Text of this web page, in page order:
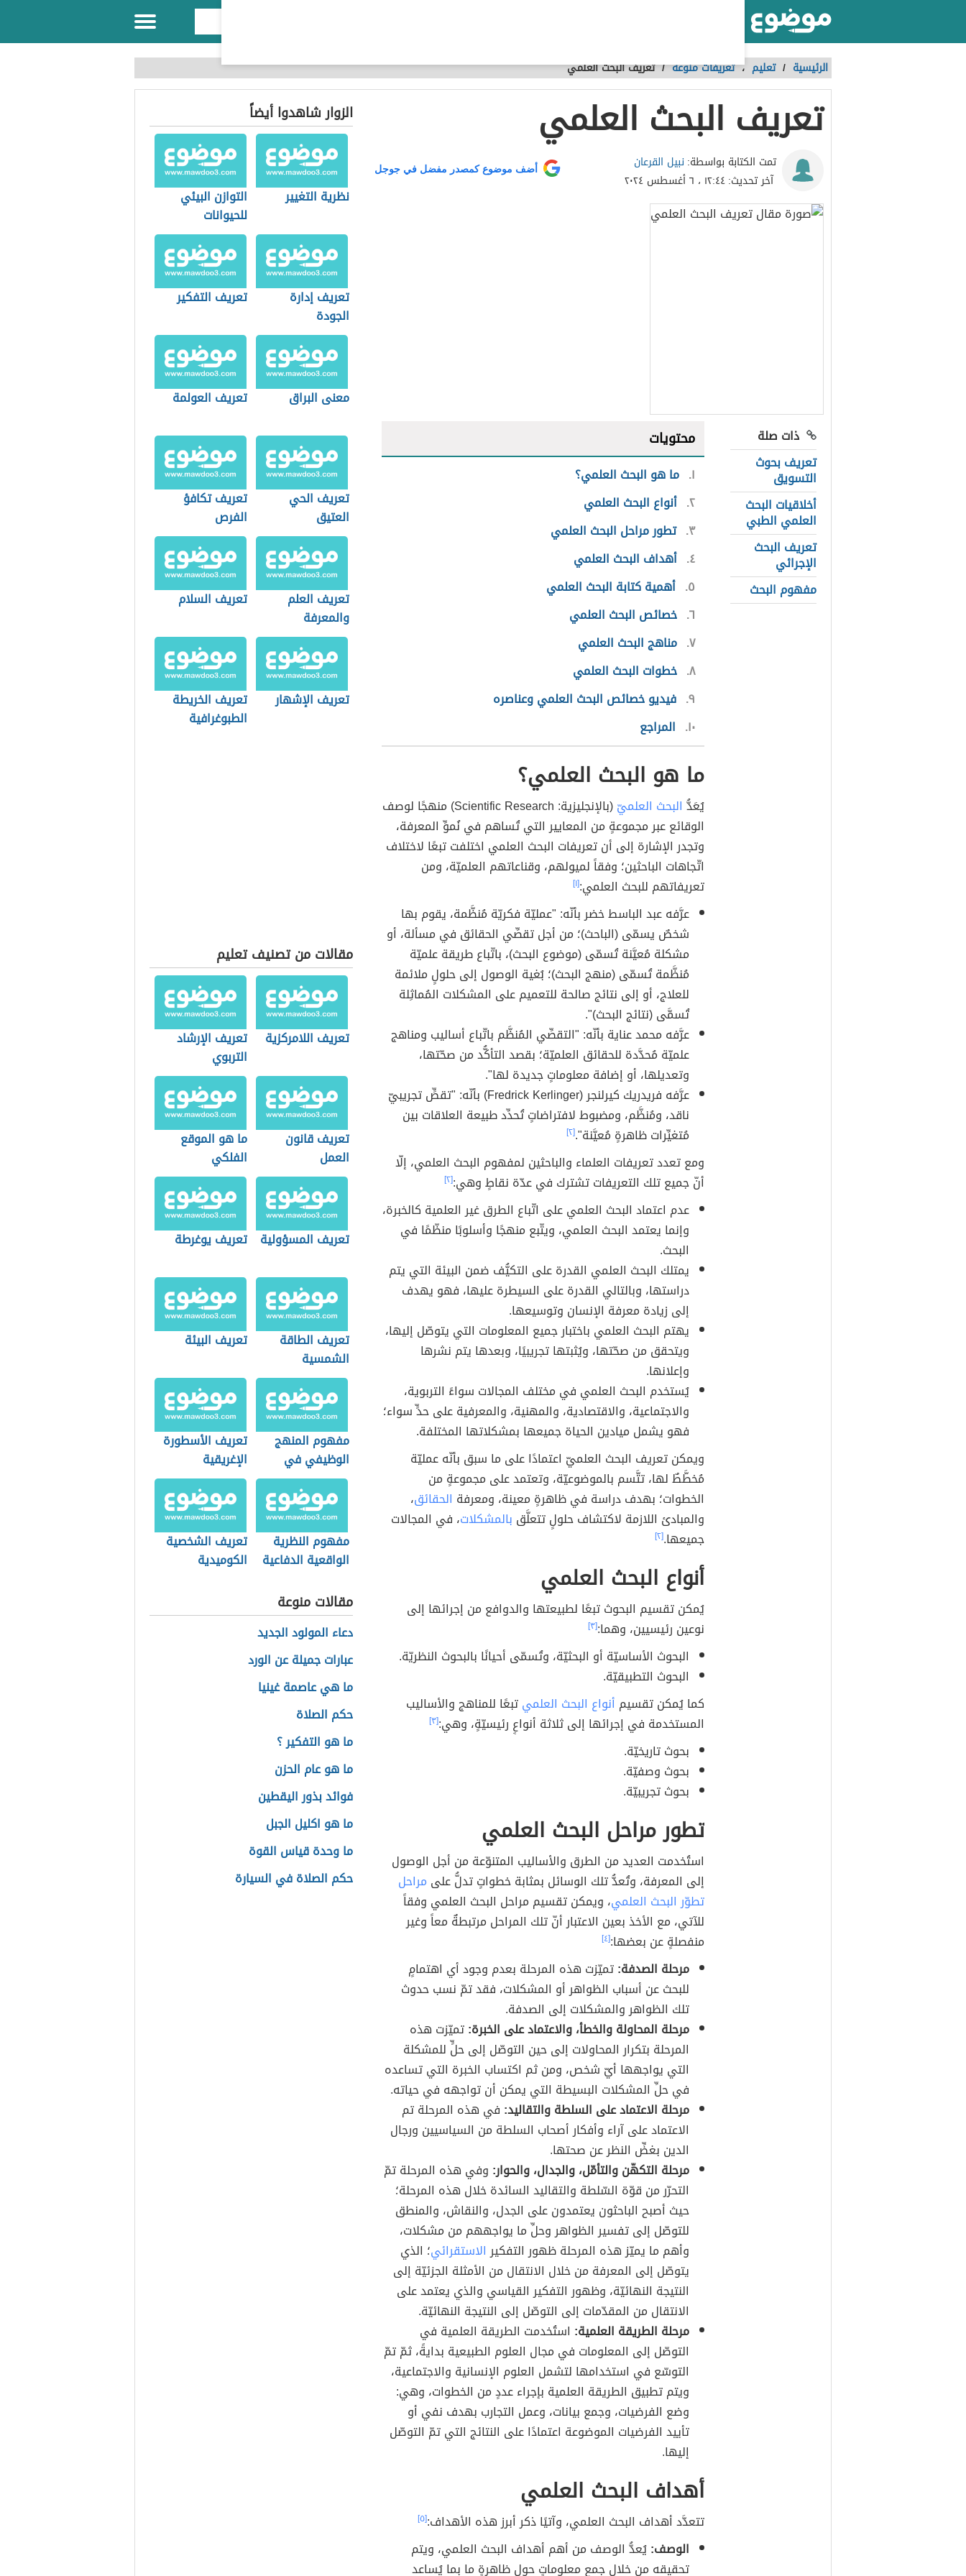
الرئيسية / تعليم ،تعريفات منوعة /تعريف البحث العلمي
تعريف البحث العلمي
تمت الكتابة بواسطة: نبيل القرعان
آخر تحديث:١٢:٤٤ ، ٦ أغسطس ٢٠٢٤
أضف موضوع كمصدر مفضل في جوجل
ذات صلة
تعريف بحوث
التسويق
أخلاقيات البحث
العلمي الطبي
تعريف البحث
الإجرائي
مفهوم البحث
محتويات
١ ما هو البحث العلمي؟
٢ أنواع البحث العلمي
٣ تطور مراحل البحث العلمي
٤ أهداف البحث العلمي
٥ أهمية كتابة البحث العلمي
٦ خصائص البحث العلمي
٧ مناهج البحث العلمي
٨ خطوات البحث العلمي
٩ فيديو خصائص البحث العلمي وعناصره
١٠ المراجع
ما هو البحث العلمي؟
يُعَدُّ البحث العلميّ
(بالإنجليزية: Scientific Research) منهجًا لوصف
الوقائع عبر مجموعةٍ من المعايير التي تُساهم في نُموِّ المعرفة،
وتجدر الإشارة إلى أن تعريفات البحث العلمي اختلفت تبعًا لاختلاف
اتّجاهات الباحثين؛ وفقاً لميولهم، وقناعاتهم العلميّة، ومن
تعريفاتهم للبحث العلمي:[١]
عرَّفه عبد الباسط خضر بأنّه: "عمليّة فكريّة مُنظَّمة، يقوم بها
شخصٌ يسمّى (الباحث)؛ من أجل تقصِّي الحقائق في مسألة، أو
مشكلة مُعيَّنة تُسمّى (موضوع البحث)، باتّباع طريقة علميّة
مُنظَّمة تُسمّى (منهج البحث)؛ بُغية الوصول إلى حلولٍ ملائمة
للعلاج، أو إلى نتائج صالحة للتعميم على المشكلات المُماثِلة
تُسمَّى (نتائج البحث)".
عرَّفه محمد عناية بأنّه: "التقصِّي المُنظَّم باتّباع أساليب ومناهج
علميّة مُحدَّدة للحقائق العلميّة؛ بقصد التأكُّد من صحّتها،
وتعديلها، أو إضافة معلوماتٍ جديدة لها".
عرَّفه فريدريك كيرلنجر (Fredrick Kerlinger) بأنّه: "تقصٍّ تجريبيّ
ناقد، ومُنظَّم، ومضبوط لافتراضاتٍ تُحدِّد طبيعة العلاقات بين
مُتغيِّرات ظاهرةٍ مُعيَّنة".[٢]
ومع تعدد تعريفات العلماء والباحثين لمفهوم البحث العلمي، إلّا
أنّ جميع تلك التعريفات تشترك في عدّة نقاطٍ وهي:[٢]
عدم اعتماد البحث العلمي على اتّباع الطرق غير العلمية كالخبرة،
وإنما يعتمد البحث العلمي، ويتّبع منهجًا وأسلوبًا منظّمًا في
البحث.
يمتلك البحث العلمي القدرة على التكيُّف ضمن البيئة التي يتم
دراستها، وبالتالي القدرة على السيطرة عليها، فهو يهدف
إلى زيادة معرفة الإنسان وتوسيعها.
يهتم البحث العلمي باختبار جميع المعلومات التي يتوصّل إليها،
ويتحقق من صحّتها، ويُثبتها تجريبيًا، وبعدها يتم نشرها
وإعلانها.
يُستخدم البحث العلمي في مختلف المجالات سواءً التربوية،
والاجتماعية، والاقتصادية، والمهنية، والمعرفية على حدٍّ سواء؛
فهو يشمل ميادين الحياة جميعها بمشكلاتها المختلفة.
ويمكن تعريف البحث العلميّ اعتمادًا على ما سبق بأنّه عمليّة
مُخطَّطٌ لها، تتَّسم بالموضوعيّة، وتعتمد على مجموعةٍ من
الخطوات؛ بهدف دراسة في ظاهرةٍ معينة، ومعرفة الحقائق،
والمبادئ اللازمة لاكتشاف حلولٍ تتعلَّق بالمشكلات، في المجالات
جميعها.[٢]
أنواع البحث العلمي
يُمكن تقسيم البحوث تبعًا لطبيعتها والدوافع من إجرائها إلى
نوعين رئيسيين، وهما:[٣]
البحوث الأساسيّة أو البحثيّة، وتُسمّى أحيانًا بالبحوث النظريّة.
البحوث التطبيقيّة.
كما يُمكن تقسيم أنواع البحث العلميتبعًا للمناهج والأساليب
المستخدمة في إجرائها إلى ثلاثة أنواعٍ رئيسيّةٍ، وهي:[٣]
بحوث تاريخيّة.
بحوث وصفيّة.
بحوث تجريبيّة.
تطور مراحل البحث العلمي
استُخدمت العديد من الطرق والأساليب المتنوّعة من أجل الوصول
إلى المعرفة، وتُعدُّ تلك الوسائل بمثابة خطواتٍ تدلُّ على مراحل
تطوّر البحث العلمي، ويمكن تقسيم مراحل البحث العلمي وفقاً
للآتي، مع الأخذ بعين الاعتبار أنّ تلك المراحل مرتبطةٌ معاً وغير
منفصلةٍ عن بعضها:[٤]
مرحلة الصدفة:تميّزت هذه المرحلة بعدم وجود أي اهتمامٍ
للبحث عن أسباب الظواهر أو المشكلات، فقد تمّ نسب حدوث
تلك الظواهر والمشكلات إلى الصدفة.
مرحلة المحاولة والخطأ، والاعتماد على الخبرة:تميّزت هذه
المرحلة بتكرار المحاولات إلى حين التوصّل إلى حلٍّ للمشكلة
التي يواجهها أيّ شخص، ومن ثم اكتساب الخبرة التي تساعده
في حلِّ المشكلات البسيطة التي يمكن أن تواجهه في حياته.
مرحلة الاعتماد على السلطة والتقاليد: في هذه المرحلة تم
الاعتماد على آراء وأفكار أصحاب السلطة من السياسيين ورجال
الدين بغضِّ النظر عن صحتها.
مرحلة التكهّن والتأمّل، والجدال، والحوار: وفي هذه المرحلة تمّ
التحرّر من قوّة السّلطة والتقاليد السائدة خلال هذه المرحلة؛
حيث أصبح الباحثون يعتمدون على الجدل، والنقاش، والمنطق
للتوصّل إلى تفسير الظواهر وحلِّ ما يواجههم من مشكلات،
وأهم ما يميّز هذه المرحلة ظهور التفكيرالاستقرائي؛ الذي
يتوصّل إلى المعرفة من خلال الانتقال من الأمثلة الجزئيّة إلى
النتيجة النهائيّة، وظهور التفكير القياسي والذي يعتمد على
الانتقال من المقدّمات إلى التوصّل إلى النتيجة النهائيّة.
مرحلة الطريقة العلمية: استُخدمت الطريقة العلمية في
التوصّل إلى المعلومات في مجال العلوم الطبيعية بدايةً، ثمّ تمّ
التوسّع في استخدامها لتشمل العلوم الإنسانية والاجتماعية،
ويتم تطبيق الطريقة العلمية بإجراء عددٍ من الخطوات، وهي:
وضع الفرضيات، وجمع بيانات، وعمل التجارب بهدف نفي أو
تأييد الفرضيات الموضوعة اعتمادًا على النتائج التي تمّ التوصّل
إليها.
أهداف البحث العلمي
تتعدَّد أهداف البحث العلمي، وآتيًا ذكر أبرز هذه الأهداف:[٥]
الوصف:يُعدُّ الوصف من أهم أهداف البحث العلمي، ويتم
تحقيقه من خلال جمع معلوماتٍ حول ظاهرةٍ ما بما يُساعد
الزوار شاهدوا أيضاً
نظرية التغيير
التوازن البيئي
للحيوانات
تعريف إدارة
الجودة
تعريف التفكير
معنى البراق تعريف العولمة
تعريف الحي
العتيق
تعريف تكافؤ
الفرص
تعريف العلم
والمعرفة
تعريف السلام
تعريف الإشهار
تعريف الخريطة
الطبوغرافية
مقالات من تصنيف تعليم
تعريف اللامركزية
تعريف الإرشاد
التربوي
تعريف قانون
العمل
ما هو الموقع
الفلكي
تعريف المسؤولية تعريف يوغرطة
تعريف الطاقة
الشمسية
تعريف البيئة
مفهوم المنهج
الوظيفي في
الجغرافيا السياسية
تعريف الأسطورة
الإغريقية
مفهوم النظرية
الواقعية الدفاعية
تعريف الشخصية
الكوميدية
مقالات منوعة
دعاء المولود الجديد
عبارات جميلة عن الورد
ما هي عاصمة غينيا
حكم الصلاة
ما هو التفكير ؟
ما هو عام الحزن
فوائد بذور اليقطين
ما هو اكليل الجبل
ما وحدة قياس القوة
حكم الصلاة في السيارة